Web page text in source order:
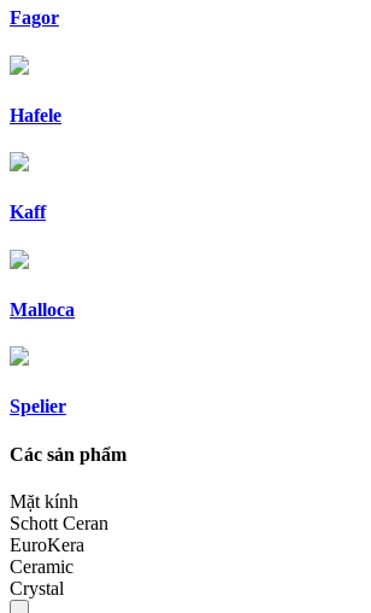
Fagor
Hafele
Kaff
Malloca
Spelier
Các sản phẩm
Mặt kính
Schott Ceran
EuroKera
Ceramic
Crystal